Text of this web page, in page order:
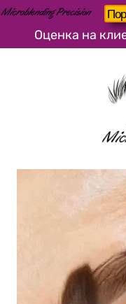
Оценка на